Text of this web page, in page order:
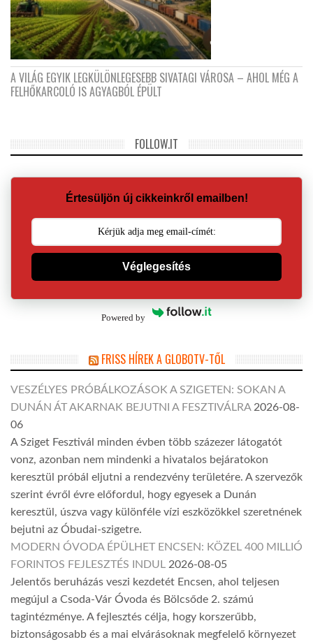
A VILÁG EGYIK LEGKÜLÖNLEGESEBB SIVATAGI VÁROSA – AHOL MÉG A
FELHŐKARCOLÓ IS AGYAGBÓL ÉPÜLT
FOLLOW.IT
Értesüljön új cikkeinkről emailben!
Véglegesítés
Powered by
FRISS HÍREK A GLOBOTV-TŐL
VESZÉLYES PRÓBÁLKOZÁSOK A SZIGETEN: SOKAN A
DUNÁN ÁT AKARNAK BEJUTNI A FESZTIVÁLRA 2026-08-
06
A Sziget Fesztivál minden évben több százezer látogatót
vonz, azonban nem mindenki a hivatalos bejáratokon
keresztül próbál eljutni a rendezvény területére. A szervezők
szerint évről évre előfordul, hogy egyesek a Dunán
keresztül, úszva vagy különféle vízi eszközökkel szeretnének
bejutni az Óbudai-szigetre.
MODERN ÓVODA ÉPÜLHET ENCSEN: KÖZEL 400 MILLIÓ
FORINTOS FEJLESZTÉS INDUL 2026-08-05
Jelentős beruházás veszi kezdetét Encsen, ahol teljesen
megújul a Csoda-Vár Óvoda és Bölcsőde 2. számú
tagintézménye. A fejlesztés célja, hogy korszerűbb,
biztonságosabb és a mai elvárásoknak megfelelő környezet